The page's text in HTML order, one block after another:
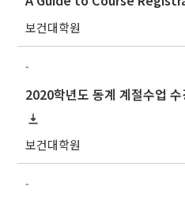
보건대학원
-
2020학년도 동계 계절수업
보건대학원
-